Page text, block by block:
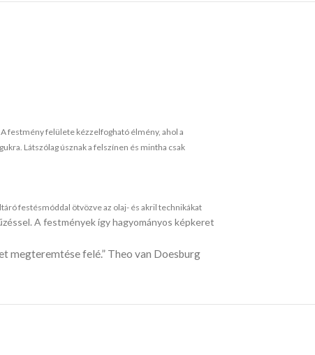
A festmény felülete kézzelfogható élmény, ahol a
Látszólag úsznak a felszínen és mintha csak
festésmóddal ötvözve az olaj- és akril technikákat
A festmények így hagyományos képkeret
megteremtése felé.” Theo van Doesburg